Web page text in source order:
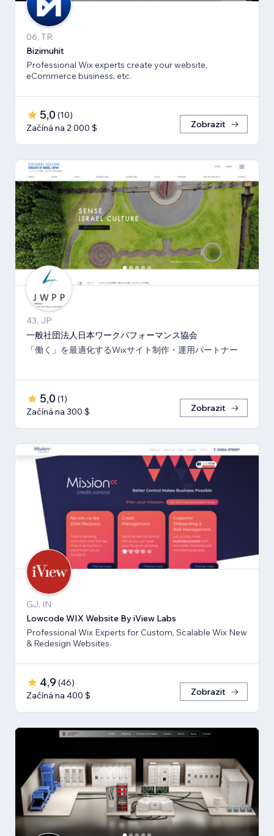
06, TR
Bizimuhit
Professional Wix experts create your website,
eCommerce business, etc.
5,0 (10)
Začíná na 2 000 $
Zobrazit
43, JP
一般社団法人日本ワークパフォーマンス協会
「働く」を最適化するWixサイト制作・運用パートナー
5,0 (1)
Začíná na 300 $
Zobrazit
GJ, IN
Lowcode WIX Website By iView Labs
Professional Wix Experts for Custom, Scalable Wix New
& Redesign Websites.
4,9 (46)
Začíná na 400 $
Zobrazit